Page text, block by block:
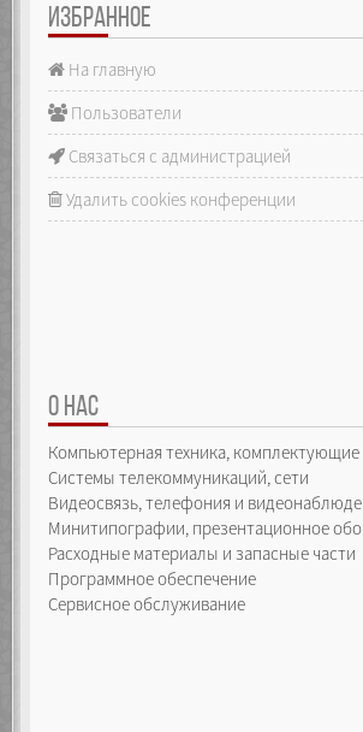
ИЗБРАННОЕ
На главную
Пользователи
Связаться с администрацией
Удалить cookies конференции
О НАС
Компьютерная техника, комплектующие
Системы телекоммуникаций, сети
Видеосвязь, телефония и
Минитипографии, презентационное
Расходные материалы и запасные части
Программное обеспечение
Сервисное обслуживание